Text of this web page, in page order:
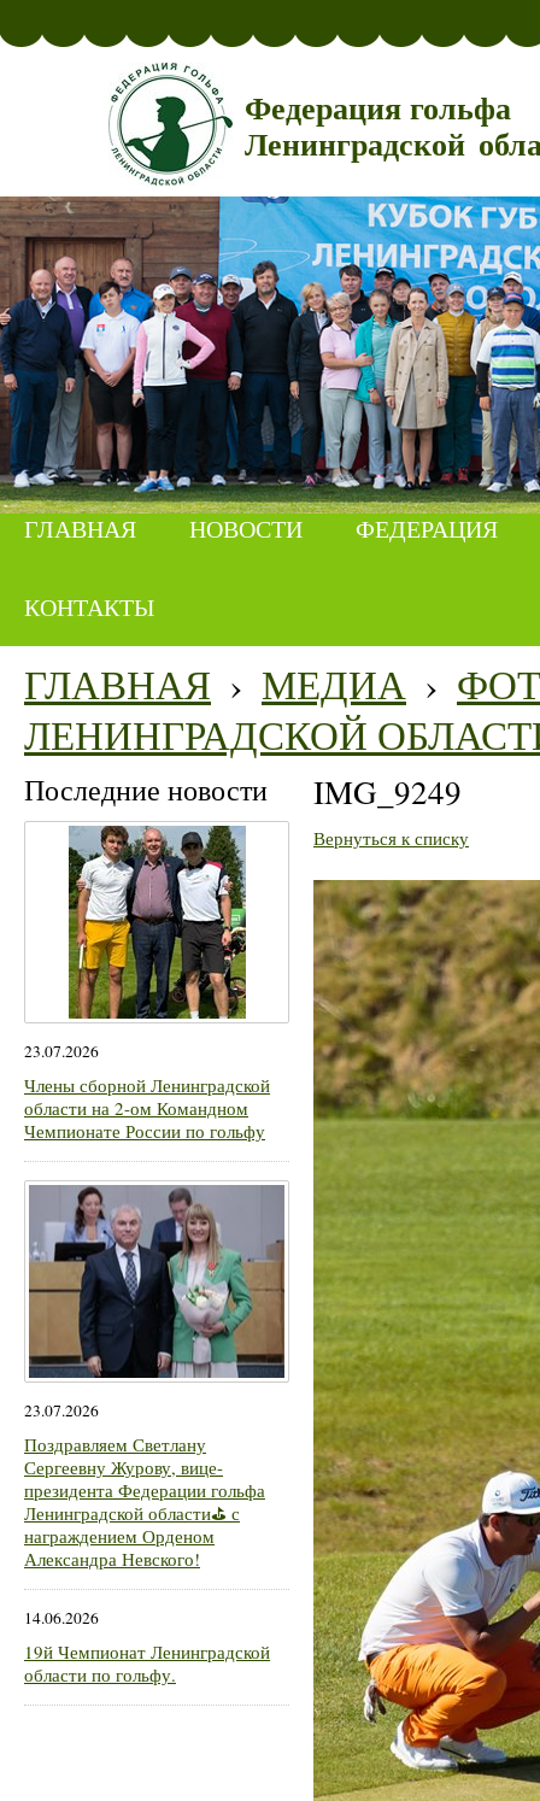
Федерация гольфа
Ленинградской
ГЛАВНАЯ НОВОСТИ ФЕДЕРАЦИЯ
КОНТАКТЫ
ГЛАВНАЯ › МЕДИА ›
ЛЕНИНГРАДСКОЙ
Последние новости
23.07.2026
Члены сборной Ленинградской
области на 2-ом Командном
Чемпионате России по гольфу
23.07.2026
Поздравляем Светлану
Сергеевну Журову, вице-
президента Федерации гольфа
Ленинградской области⛳ с
награждением Орденом
Александра Невского!
14.06.2026
19й Чемпионат Ленинградской
области по гольфу.
IMG_9249
Вернуться к списку